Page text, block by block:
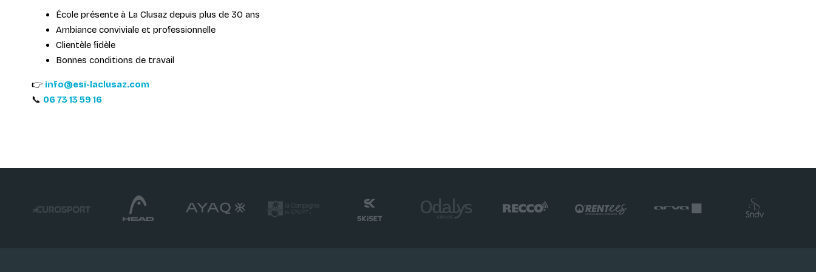
École présente à La Clusaz depuis plus de 30 ans
Ambiance conviviale et professionnelle
Clientèle fidèle
Bonnes conditions de travail
👉 info@esi-laclusaz.com
📞 06 73 13 59 16